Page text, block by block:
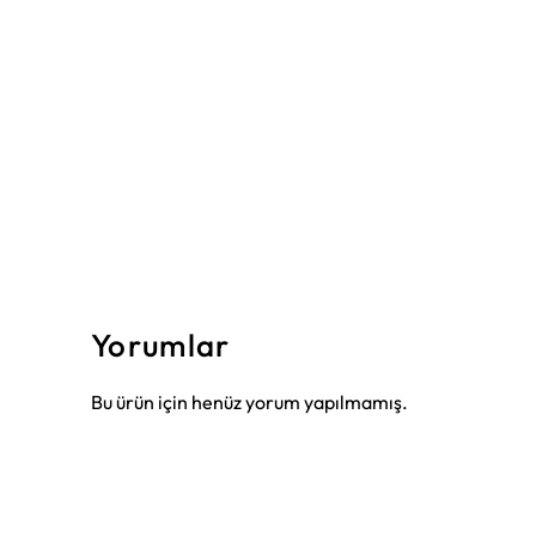
Yorumlar
Bu ürün için henüz yorum yapılmamış.